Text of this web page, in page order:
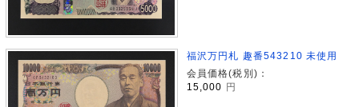
福沢万円札 趣番543210 未使用
会員価格(税別)：
15,000 円